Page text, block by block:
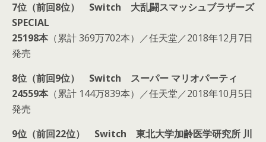
7位（前回8位） Switch 大乱闘スマッシュブラザーズ
SPECIAL
25198本（累計 369万702本）／任天堂／2018年12月7日
発売
8位（前回9位） Switch スーパー マリオパーティ
24559本（累計 144万839本）／任天堂／2018年10月5日
発売
9位（前回22位） Switch 東北大学加齢医学研究所 川